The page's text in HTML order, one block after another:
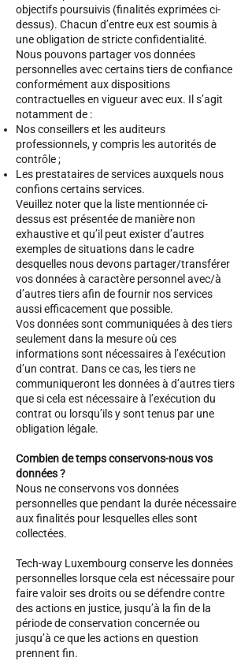
objectifs poursuivis (finalités exprimées ci-
dessus). Chacun d’entre eux est soumis à
une obligation de stricte confidentialité.
Nous pouvons partager vos données
personnelles avec certains tiers de confiance
conformément aux dispositions
contractuelles en vigueur avec eux. Il s’agit
notamment de :
Nos conseillers et les auditeurs
professionnels, y compris les autorités de
contrôle ;
Les prestataires de services auxquels nous
confions certains services.
Veuillez noter que la liste mentionnée ci-
dessus est présentée de manière non
exhaustive et qu’il peut exister d’autres
exemples de situations dans le cadre
desquelles nous devons partager/transférer
vos données à caractère personnel avec/à
d’autres tiers afin de fournir nos services
aussi efficacement que possible.
Vos données sont communiquées à des tiers
seulement dans la mesure où ces
informations sont nécessaires à l’exécution
d’un contrat. Dans ce cas, les tiers ne
communiqueront les données à d’autres tiers
que si cela est nécessaire à l’exécution du
contrat ou lorsqu’ils y sont tenus par une
obligation légale.
Combien de temps conservons-nous vos
données ?
Nous ne conservons vos données
personnelles que pendant la durée nécessaire
aux finalités pour lesquelles elles sont
collectées.
Tech-way Luxembourg conserve les données
personnelles lorsque cela est nécessaire pour
faire valoir ses droits ou se défendre contre
des actions en justice, jusqu’à la fin de la
période de conservation concernée ou
jusqu’à ce que les actions en question
prennent fin.